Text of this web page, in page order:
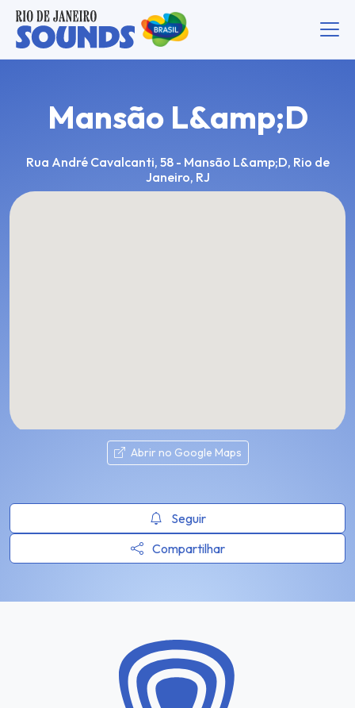
Mansão L&amp;D
Rua André Cavalcanti, 58 - Mansão L&amp;D, Rio de
Janeiro, RJ
Abrir no Google Maps
Seguir
Compartilhar